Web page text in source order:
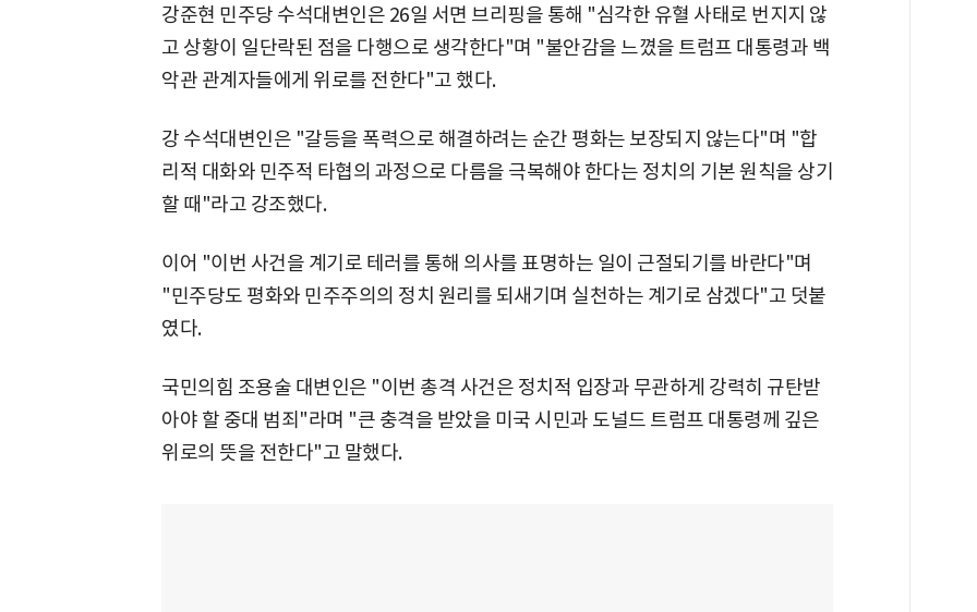
강준현 민주당 수석대변인은 26일 서면 브리핑을 통해 "심각한 유혈 사태로 번지지 않
고 상황이 일단락된 점을 다행으로 생각한다"며 "불안감을 느꼈을 트럼프 대통령과 백
악관 관계자들에게 위로를 전한다"고 했다.
강 수석대변인은 "갈등을 폭력으로 해결하려는 순간 평화는 보장되지 않는다"며 "합
리적 대화와 민주적 타협의 과정으로 다름을 극복해야 한다는 정치의 기본 원칙을 상기
할 때"라고 강조했다.
이어 "이번 사건을 계기로 테러를 통해 의사를 표명하는 일이 근절되기를 바란다"며
"민주당도 평화와 민주주의의 정치 원리를 되새기며 실천하는 계기로 삼겠다"고 덧붙
였다.
국민의힘 조용술 대변인은 "이번 총격 사건은 정치적 입장과 무관하게 강력히 규탄받
아야 할 중대 범죄"라며 "큰 충격을 받았을 미국 시민과 도널드 트럼프 대통령께 깊은
위로의 뜻을 전한다"고 말했다.